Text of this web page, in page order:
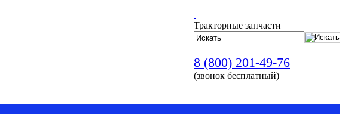
Тракторные запчасти
8 (800) 201-49-76
(звонок бесплатный)